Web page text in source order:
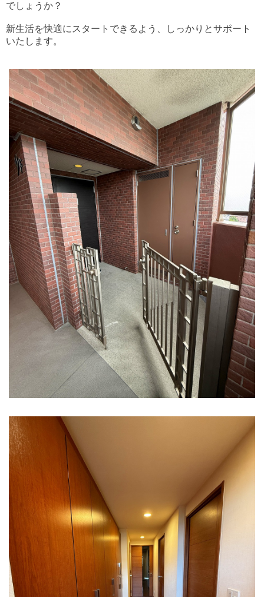
でしょうか？
新生活を快適にスタートできるよう、しっかりとサポート
いたします。